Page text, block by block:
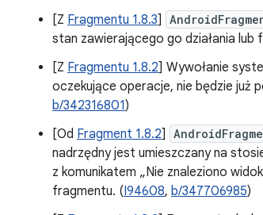
[Z Fragmentu 1.8.3]
stan zawierającego go działania lub
[Z Fragmentu 1.8.2] Wywołanie
oczekujące operacje, nie będzie już
b/342316801)
[Od Fragment 1.8.2]
nadrzędny jest umieszczany na
z komunikatem „Nie znaleziono
fragmentu. (I94608, b/347706985)